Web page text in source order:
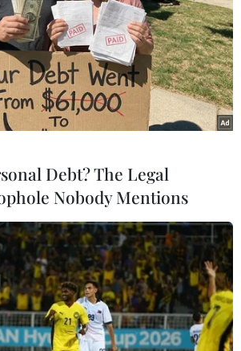
tông màu hoàng hôn ấm áp
mặt.
nhìn mơ màng, hãy lựa chọn
nền nã, và thế là bạn đã có
kính máy ảnh để có những
hour” để đời./.
Debt? The Legal
Nobody Mentions